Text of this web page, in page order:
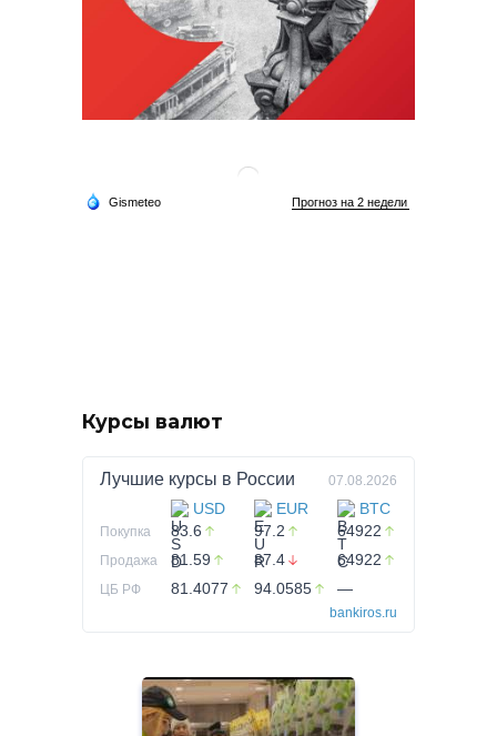
Курсы валют
Лучшие курсы в России 07.08.2026
USD EUR BTC
Покупка 83.6 97.2 64922
Продажа 81.59 87.4 64922
ЦБ РФ 81.4077 94.0585 —
bankiros.ru